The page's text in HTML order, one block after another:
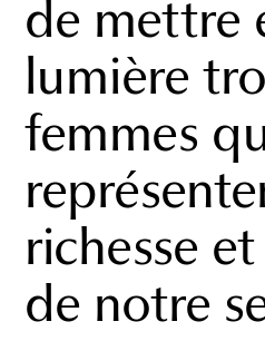
de mettre
lumière
femmes
richesse
de notre